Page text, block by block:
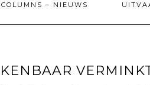
COLUMNS – NIEUWS